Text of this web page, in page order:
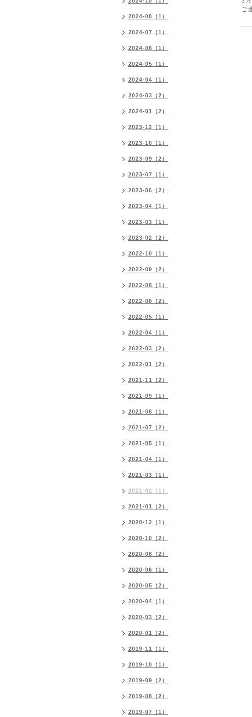
ご
2024-08（1）
2024-07（1）
2024-06（1）
2024-05（1）
2024-04（1）
2024-03（2）
2024-01（2）
2023-12（1）
2023-10（1）
2023-09（2）
2023-07（1）
2023-06（2）
2023-04（1）
2023-03（1）
2023-02（2）
2022-10（1）
2022-09（2）
2022-08（1）
2022-06（2）
2022-05（1）
2022-04（1）
2022-03（2）
2022-01（2）
2021-11（2）
2021-09（1）
2021-08（1）
2021-07（2）
2021-05（1）
2021-04（1）
2021-03（1）
2021-02（1）
2021-01（2）
2020-12（1）
2020-10（2）
2020-08（2）
2020-06（1）
2020-05（2）
2020-04（1）
2020-03（2）
2020-01（2）
2019-11（1）
2019-10（1）
2019-09（2）
2019-08（2）
2019-07（1）